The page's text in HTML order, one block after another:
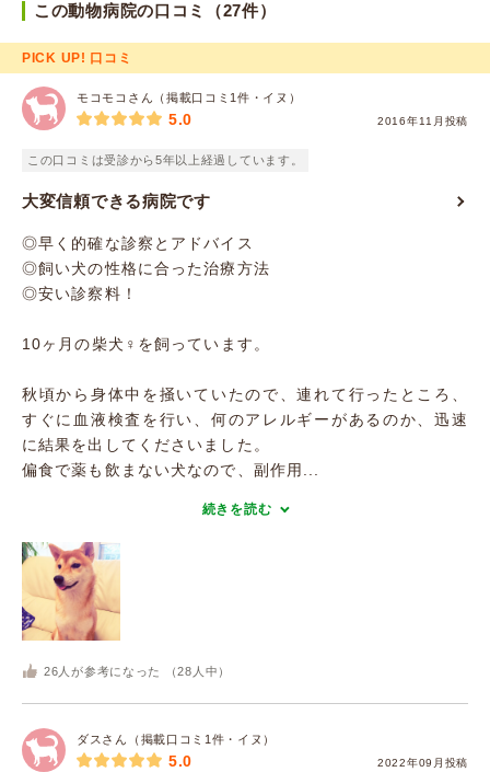
この動物病院の口コミ（27件）
PICK UP! 口コミ
モコモコさん（掲載口コミ1件・イヌ）
2016年11月投稿
5.0
この口コミは受診から5年以上経過しています。
大変信頼できる病院です
◎早く的確な診察とアドバイス
◎飼い犬の性格に合った治療方法
◎安い診察料！
10ヶ月の柴犬♀を飼っています。
秋頃から身体中を掻いていたので、連れて行ったところ、
すぐに血液検査を行い、何のアレルギーがあるのか、迅速
に結果を出してくださいました。
偏食で薬も飲まない犬なので、副作用...
続きを読む
26 人が参考になった （28 人中）
ダスさん（掲載口コミ1件・イヌ）
2022年09月投稿
5.0